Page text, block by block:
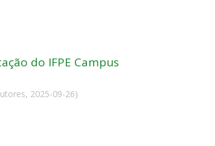
do IFPE Campus
, 2025-09-26)